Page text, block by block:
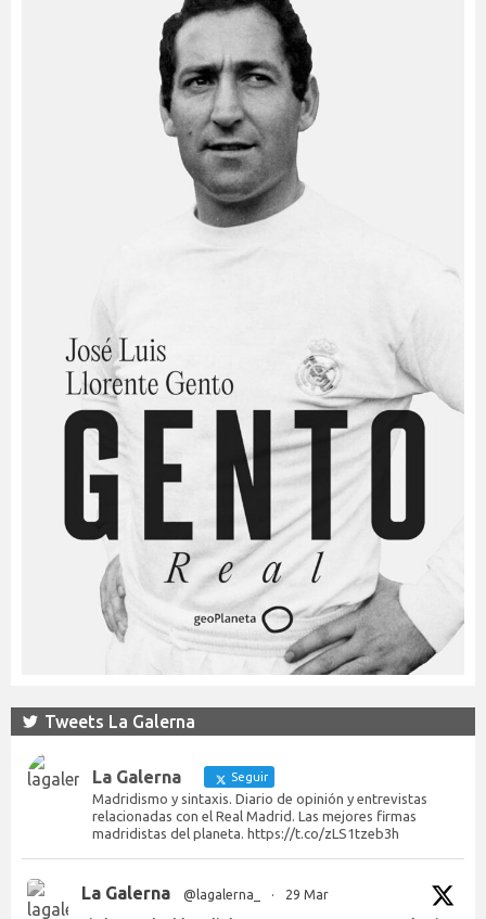
Tweets La Galerna
La Galerna Seguir
Madridismo y sintaxis. Diario de opinión y entrevistas
relacionadas con el Real Madrid. Las mejores firmas
madridistas del planeta. https://t.co/zLS1tzeb3h
La Galerna @lagalerna_ · 29 Mar